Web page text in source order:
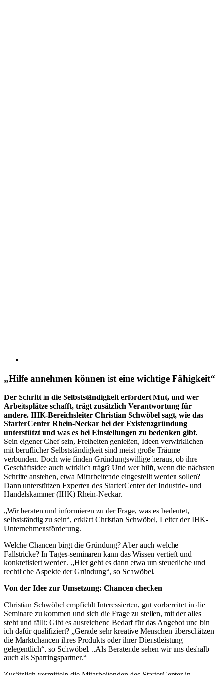
„Hilfe annehmen können ist eine wichtige Fähigkeit“
Der Schritt in die Selbstständigkeit erfordert Mut, und wer
Arbeitsplätze schafft, trägt zusätzlich Verantwortung für
andere. IHK-Bereichsleiter Christian Schwöbel sagt, wie das
StarterCenter Rhein-Neckar bei der Existenzgründung
unterstützt und was es bei Einstellungen zu bedenken gibt.
Sein eigener Chef sein, Freiheiten genießen, Ideen verwirklichen –
mit beruflicher Selbstständigkeit sind meist große Träume
verbunden. Doch wie finden Gründungswillige heraus, ob ihre
Geschäftsidee auch wirklich trägt? Und wer hilft, wenn die nächsten
Schritte anstehen, etwa Mitarbeitende eingestellt werden sollen?
Dann unterstützen Experten des StarterCenter der Industrie- und
Handelskammer (IHK) Rhein-Neckar.
„Wir beraten und informieren zu der Frage, was es bedeutet,
selbstständig zu sein“, erklärt Christian Schwöbel, Leiter der IHK-
Unternehmensförderung.
Welche Chancen birgt die Gründung? Aber auch welche
Fallstricke? In Tages-seminaren kann das Wissen vertieft und
konkretisiert werden. „Hier geht es dann etwa um steuerliche und
rechtliche Aspekte der Gründung“, so Schwöbel.
Von der Idee zur Umsetzung: Chancen checken
Christian Schwöbel empfiehlt Interessierten, gut vorbereitet in die
Seminare zu kommen und sich die Frage zu stellen, mit der alles
steht und fällt: Gibt es ausreichend Bedarf für das Angebot und bin
ich dafür qualifiziert? „Gerade sehr kreative Menschen überschätzen
die Marktchancen ihres Produkts oder ihrer Dienstleistung
gelegentlich“, so Schwöbel. „Als Beratende sehen wir uns deshalb
auch als Sparringspartner.“